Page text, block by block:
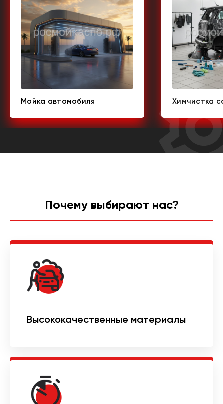
Мойка автомобиля Химчистка
Почему выбирают нас?
Высококачественные материалы